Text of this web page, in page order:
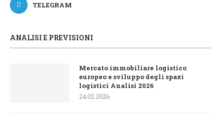
TELEGRAM
ANALISI E PREVISIONI
Mercato immobiliare logistico
europeo e sviluppo degli spazi
logistici Analisi 2026
24.02.2026